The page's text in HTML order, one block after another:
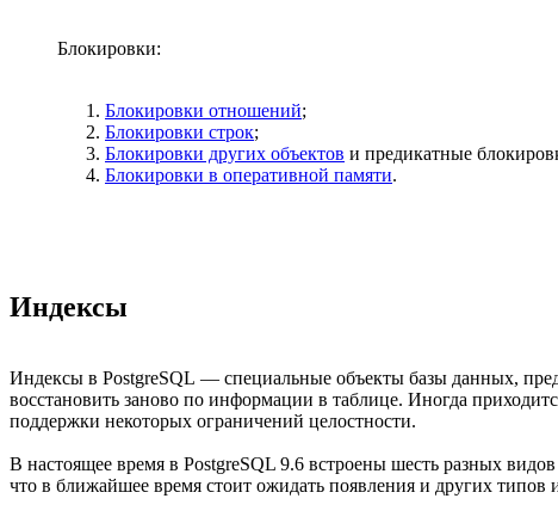
Блокировки:
Блокировки отношений;
Блокировки строк;
Блокировки других объектов и предикатные
Блокировки в оперативной памяти.
Индексы
Индексы в PostgreSQL — специальные объекты базы данных,
восстановить заново по информации в таблице. Иногда
поддержки некоторых ограничений целостности.
В настоящее время в PostgreSQL 9.6 встроены шесть разных
что в ближайшее время стоит ожидать появления и других типов